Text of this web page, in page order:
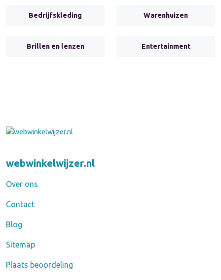
Bedrijfskleding Warenhuizen
Brillen en lenzen Entertainment
webwinkelwijzer.nl
Over ons
Contact
Blog
Sitemap
Plaats beoordeling